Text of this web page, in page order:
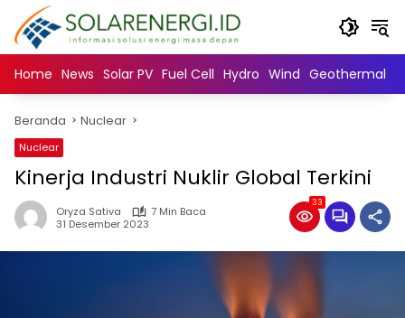
Langsung
konten
Home News Solar PV Fuel Cell Hydro Wind Geothermal
Beranda Nuclear
Nuclear
Kinerja Industri Nuklir Global Terkini
Oryza Sativa
7 Min Baca
31 Desember 2023
33